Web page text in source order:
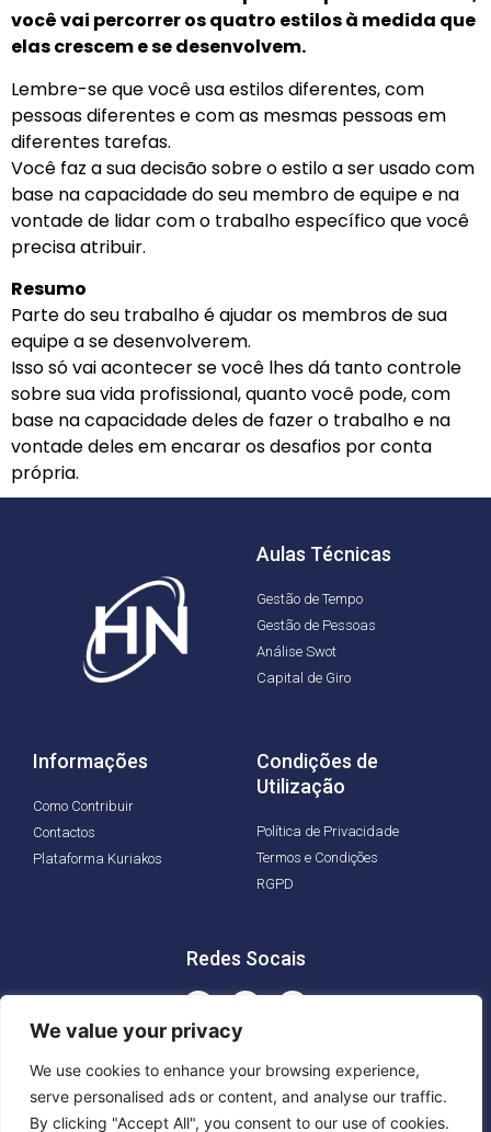
We value your privacy
We use cookies to enhance your browsing experience,
serve personalised ads or content, and analyse our traffic.
By clicking "Accept All", you consent to our use of cookies.
você vai percorrer os quatro estilos à medida que
elas crescem e se desenvolvem.
Lembre-se que você usa estilos diferentes, com
pessoas diferentes e com as mesmas pessoas em
diferentes tarefas.
Você faz a sua decisão sobre o estilo a ser usado com
base na capacidade do seu membro de equipe e na
vontade de lidar com o trabalho específico que você
precisa atribuir.
Resumo
Parte do seu trabalho é ajudar os membros de sua
equipe a se desenvolverem.
Isso só vai acontecer se você lhes dá tanto controle
sobre sua vida profissional, quanto você pode, com
base na capacidade deles de fazer o trabalho e na
vontade deles em encarar os desafios por conta
própria.
Aulas Técnicas
Gestão de Tempo
Gestão de Pessoas
Análise Swot
Capital de Giro
Informações
Como Contribuir
Contactos
Plataforma Kuriakos
Condições de
Utilização
Política de Privacidade
Termos e Condições
RGPD
Redes Socais
© Copyright © Kuriakos Negócios - Todos os direitos reservados -
Proibida a cópia ...